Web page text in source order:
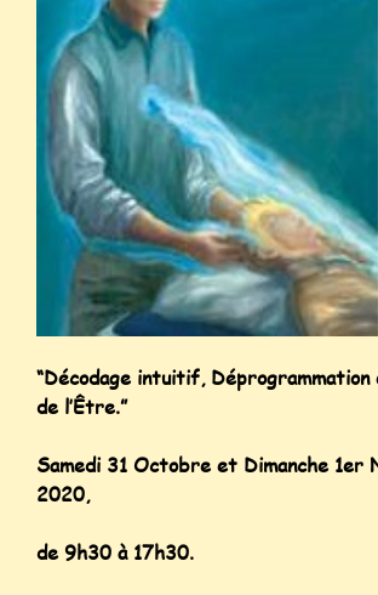
“Décodage intuitif, Déprogrammation
de l’Être.”
Samedi 31 Octobre et Dimanche 1er
2020,
de 9h30 à 17h30.